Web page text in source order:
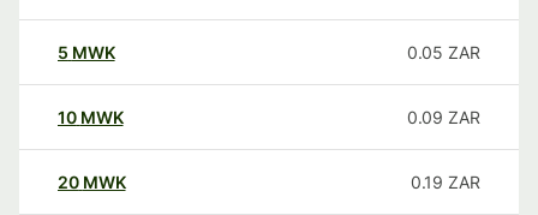
5 MWK 0.05 ZAR
10 MWK 0.09 ZAR
20 MWK 0.19 ZAR